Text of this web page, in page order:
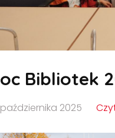
Bibliotek
2025